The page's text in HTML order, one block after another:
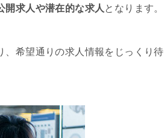
開求人や潜在的な求人 となります。
希望通りの求人情報をじっくり待